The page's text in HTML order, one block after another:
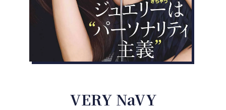
VERY NaVY